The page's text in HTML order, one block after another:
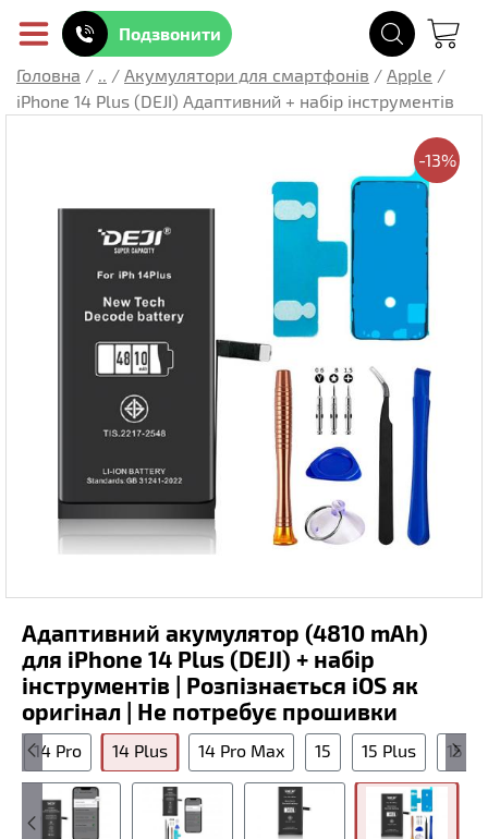
Подзвонити
Головна / .. / Акумулятори для смартфонів / Apple /
iPhone 14 Plus (DEJI) Адаптивний + набір інструментів
-13%
Адаптивний акумулятор (4810 mAh)
для iPhone 14 Plus (DEJI) + набір
інструментів | Розпізнається iOS як
оригінал | Не потребує прошивки
14 Pro 14 Plus 14 Pro Max 15 15 Plus 15